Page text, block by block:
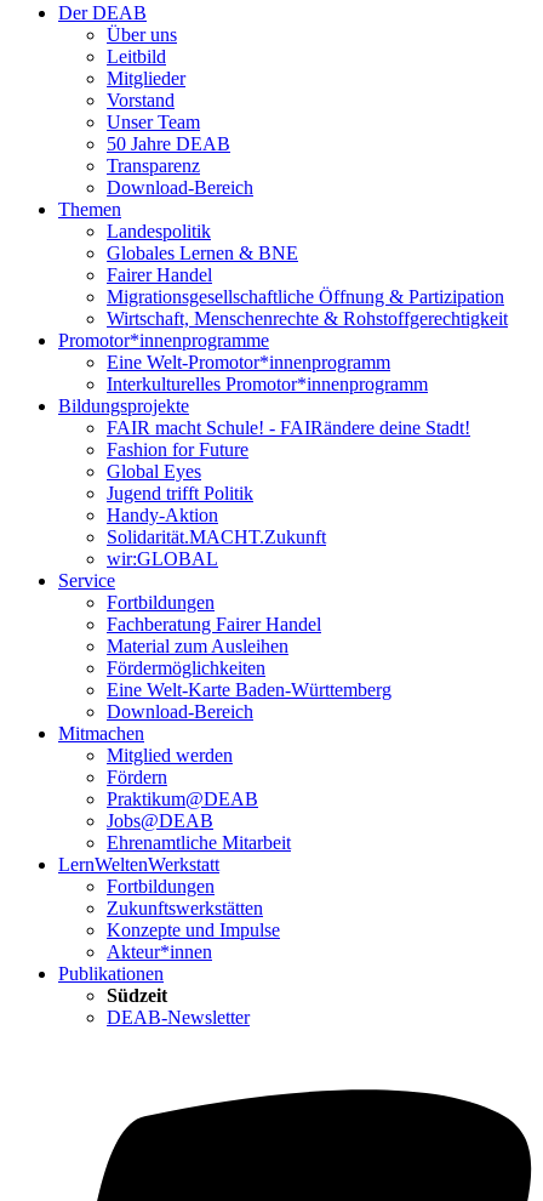
Der DEAB
Über uns
Leitbild
Mitglieder
Vorstand
Unser Team
50 Jahre DEAB
Transparenz
Download-Bereich
Themen
Landespolitik
Globales Lernen & BNE
Fairer Handel
Migrationsgesellschaftliche Öffnung & Partizipation
Wirtschaft, Menschenrechte & Rohstoffgerechtigkeit
Promotor*innen­programme
Eine Welt-Promotor*innenprogramm
Interkulturelles Promotor*innenprogramm
Bildungsprojekte
FAIR macht Schule! - FAIRändere deine Stadt!
Fashion for Future
Global Eyes
Jugend trifft Politik
Handy-Aktion
Solidarität.MACHT.Zukunft
wir:GLOBAL
Service
Fortbildungen
Fachberatung Fairer Handel
Material zum Ausleihen
Fördermöglichkeiten
Eine Welt-Karte Baden-Württemberg
Download-Bereich
Mitmachen
Mitglied werden
Fördern
Praktikum@DEAB
Jobs@DEAB
Ehrenamtliche Mitarbeit
LernWeltenWerkstatt
Fortbildungen
Zukunftswerkstätten
Konzepte und Impulse
Akteur*innen
Publikationen
Südzeit
DEAB-Newsletter